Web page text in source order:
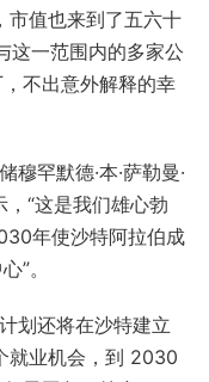
市值也来到了五六十
这一范围内的多家公
不出意外解释的幸
罕默德·本·萨勒曼·
“这是我们雄心勃
年使沙特阿拉伯成
”。
划还将在沙特建立
就业机会，到 2030